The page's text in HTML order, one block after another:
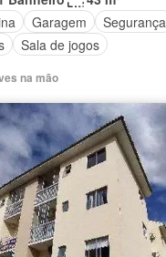
Garagem
Segurança
Sala de jogos
na mão